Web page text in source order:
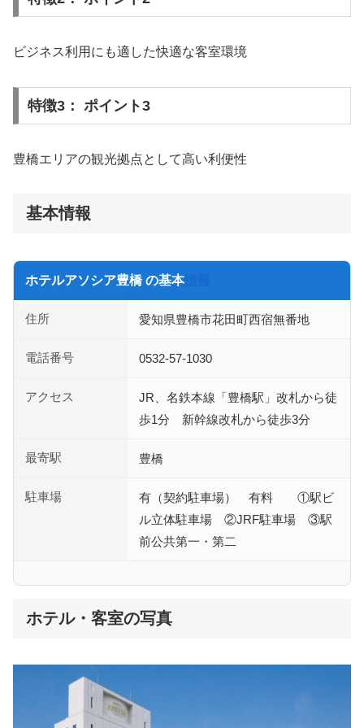
ビジネス利用にも適した快適な客室環境
特徴3： ポイント3
豊橋エリアの観光拠点として高い利便性
基本情報
ホテルアソシア豊橋 の基本情報
住所 愛知県豊橋市花田町西宿無番地
電話番号 0532-57-1030
アクセス
JR、名鉄本線「豊橋駅」改札から徒
歩1分 新幹線改札から徒歩3分
最寄駅 豊橋
駐車場
有（契約駐車場） 有料 ①駅ビ
ル立体駐車場 ②JRF駐車場 ③駅
前公共第一・第二
ホテル・客室の写真